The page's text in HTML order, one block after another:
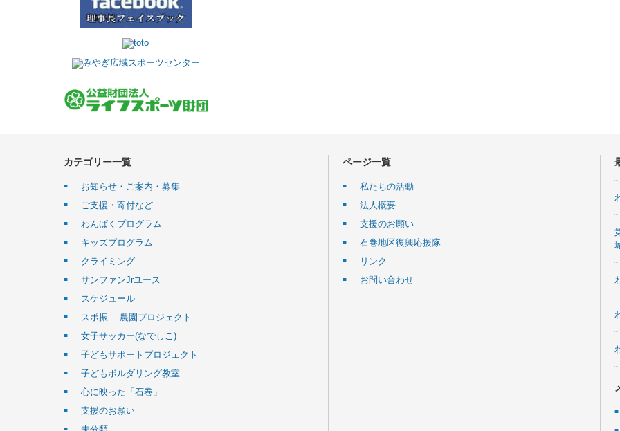
カテゴリー一覧
お知らせ・ご案内・募集
ご支援・寄付など
わんぱくプログラム
キッズプログラム
クライミング
サンファンJrユース
スケジュール
スポ振 農園プロジェクト
女子サッカー(なでしこ)
子どもサポートプロジェクト
子どもボルダリング教室
心に映った「石巻」
支援のお願い
ページ一覧
私たちの活動
法人概要
支援のお願い
石巻地区復興応援隊
リンク
お問い合わせ